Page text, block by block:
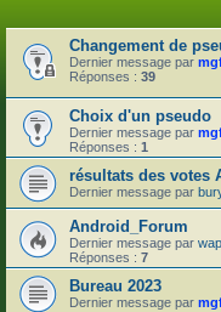
Changement de
Dernier message par
Réponses : 39
Choix d'un pseudo
Dernier message par
Réponses : 1
résultats des votes
Dernier message par
Android_Forum
Dernier message par
Réponses : 7
Bureau 2023
Dernier message par